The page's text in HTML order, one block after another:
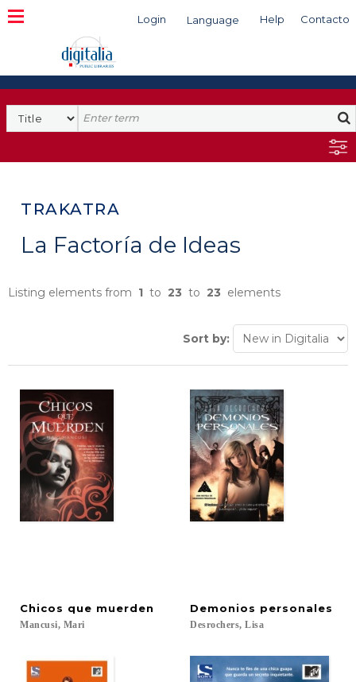
Login Language Help Contacto
Search
TRAKATRA
La Factoría de Ideas
Listing elements from 1 to 23 to 23 elements
Sort by:
Chicos que muerden
Mancusi, Mari
Demonios personales
Desrochers, Lisa